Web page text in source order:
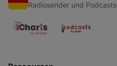
Radiosender und Podcasts